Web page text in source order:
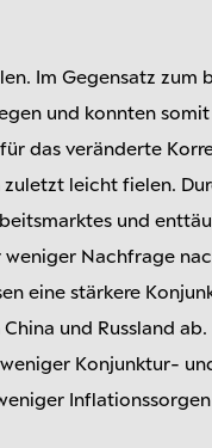
Im Gegensatz zum
und konnten
das veränderte
leicht fielen.
und
weniger Nachfrage
eine stärkere
und Russland
Konjunktur-